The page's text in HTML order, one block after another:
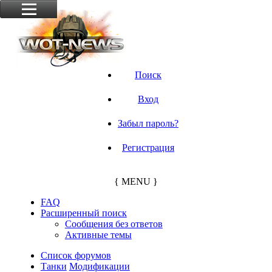
Поиск
Вход
Забыл пароль?
Регистрация
{ MENU }
FAQ
Расширенный поиск
Сообщения без ответов
Активные темы
Список форумов
Танки Модификации